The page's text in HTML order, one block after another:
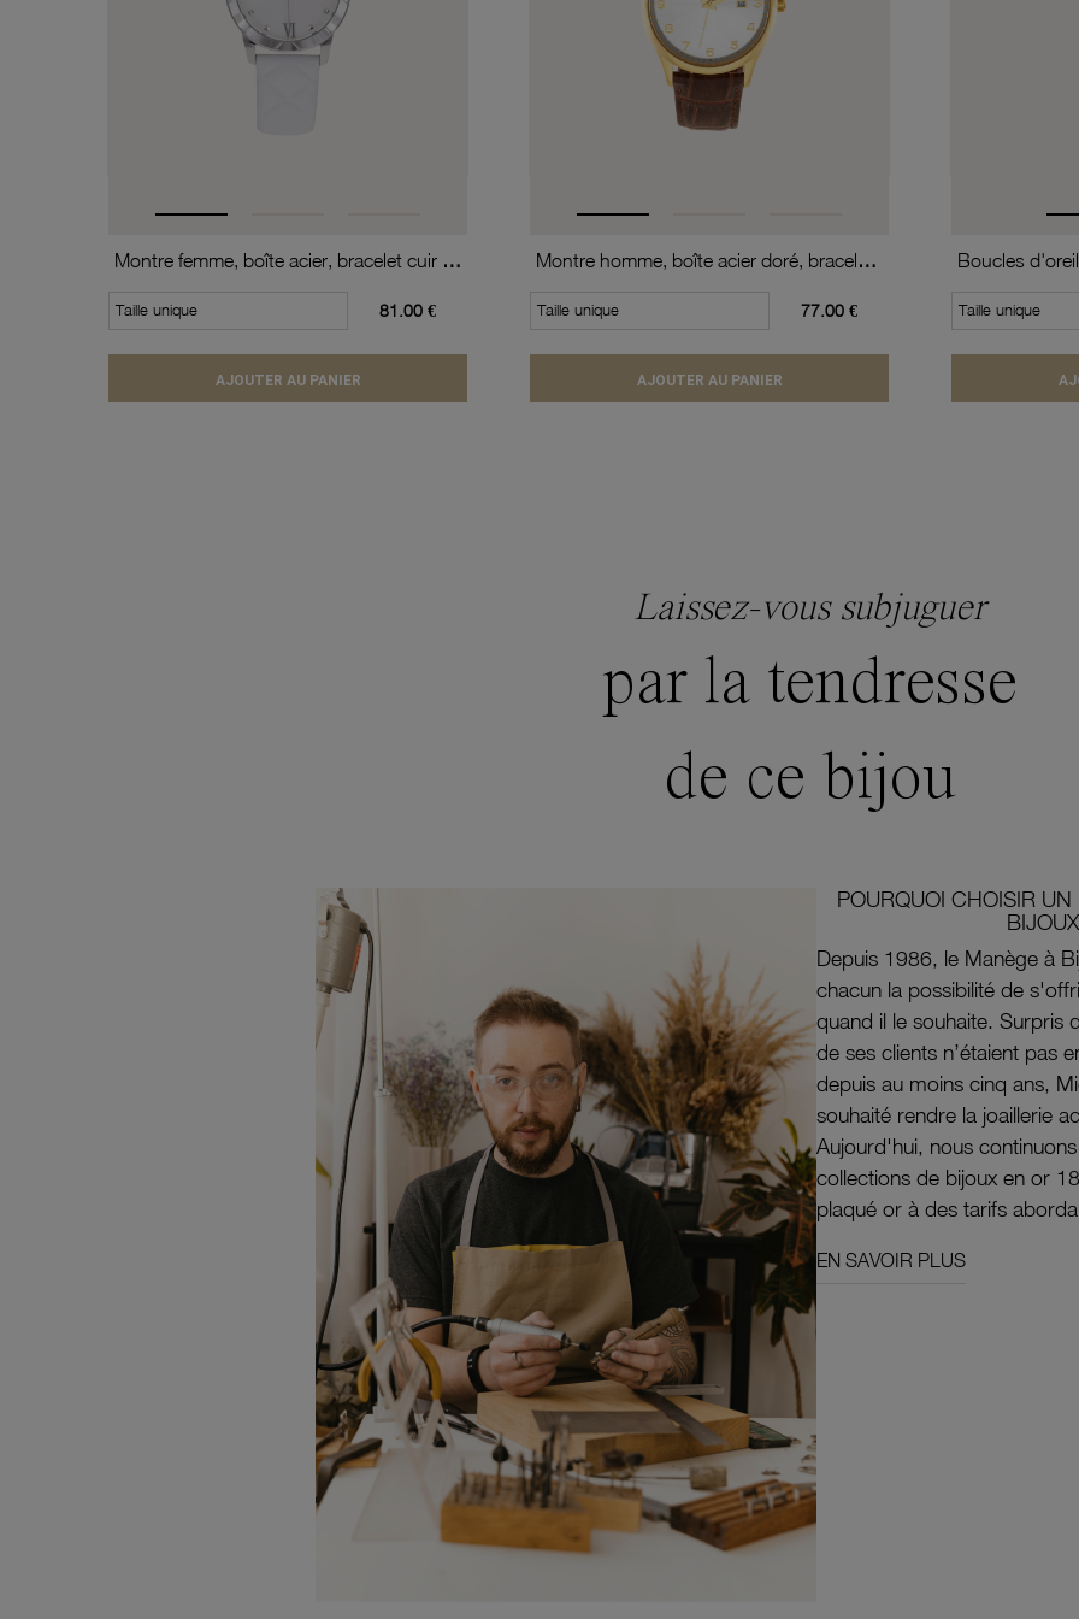
Montre femme, boîte acier, bracelet cuir de vache et verre minéral
Taille unique 81.00 €
AJOUTER AU PANIER
Montre homme, boîte acier doré, bracelet cuir de vache et verre minéral
Taille unique 77.00 €
AJOUTER AU PANIER
Taille unique
Laissez-vous subjuguer
par la tendresse
de ce bijou
POURQUOI CHOISIR
Depuis 1986, le Manège à
chacun la possibilité de
quand il le souhaite. Surpris
de ses clients n’étaient pas
depuis au moins cinq ans,
souhaité rendre la joaillerie
Aujourd'hui, nous
collections de bijoux en or
plaqué or à des tarifs
EN SAVOIR PLUS